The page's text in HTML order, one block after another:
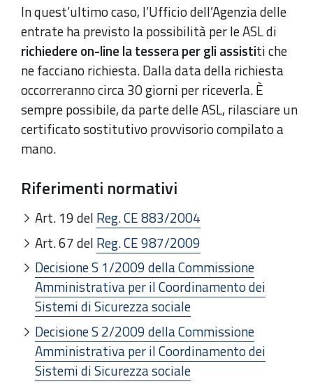
In quest’ultimo caso, l’Ufficio dell’Agenzia delle
entrate ha previsto la possibilità per le ASL di
richiedere on-line la tessera per gli assistiti che
ne facciano richiesta. Dalla data della richiesta
occorreranno circa 30 giorni per riceverla. È
sempre possibile, da parte delle ASL, rilasciare un
certificato sostitutivo provvisorio compilato a
mano.
Riferimenti normativi
Art. 19 del Reg. CE 883/2004
Art. 67 del Reg. CE 987/2009
Decisione S 1/2009 della Commissione
Amministrativa per il Coordinamento dei
Sistemi di Sicurezza sociale
Decisione S 2/2009 della Commissione
Amministrativa per il Coordinamento dei
Sistemi di Sicurezza sociale